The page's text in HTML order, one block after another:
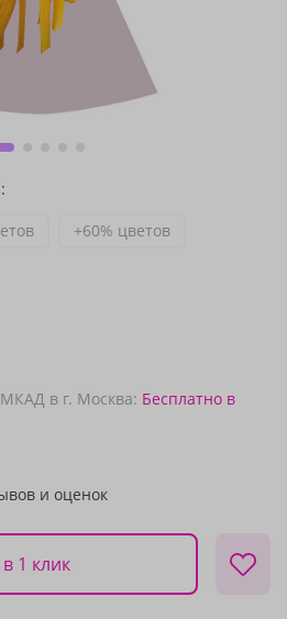
+60% цветов
в г. Москва: Бесплатно в
и оценок
1 клик